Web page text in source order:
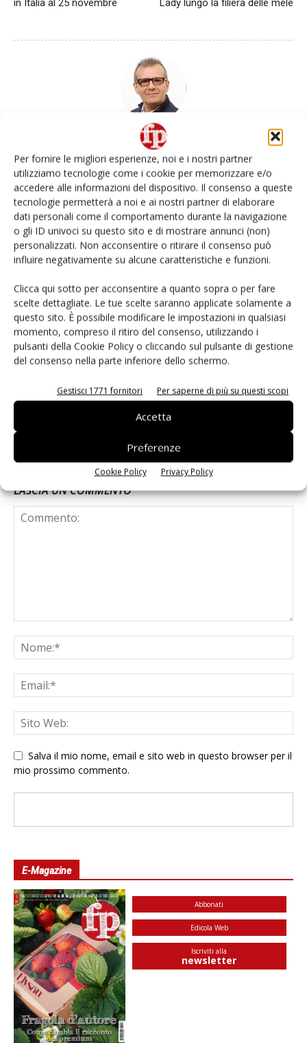
Per fornire le migliori esperienze, noi e i nostri partner
utilizziamo tecnologie come i cookie per memorizzare e/o
accedere alle informazioni del dispositivo. Il consenso a queste
tecnologie permetterà a noi e ai nostri partner di elaborare
dati personali come il comportamento durante la navigazione
o gli ID univoci su questo sito e di mostrare annunci (non)
personalizzati. Non acconsentire o ritirare il consenso può
influire negativamente su alcune caratteristiche e funzioni.
Clicca qui sotto per acconsentire a quanto sopra o per fare
scelte dettagliate. Le tue scelte saranno applicate solamente a
questo sito. È possibile modificare le impostazioni in qualsiasi
momento, compreso il ritiro del consenso, utilizzando i
pulsanti della Cookie Policy o cliccando sul pulsante di gestione
del consenso nella parte inferiore dello schermo.
Gestisci 1771 fornitori Per saperne di più su questi scopi
Accetta
Preferenze
Cookie Policy Privacy Policy
in Italia al 25 novembre Lady lungo la filiera delle mele
Daniele Colombo
Articoli correlati Di più dello stesso autore
Apofruit, estate da record per il bio:
Canova e ViviToscano crescono a
Non è una susina: è Metis… e può
rivoluzionare la categoria
Dolce Passione puntano sull’innovazione
LASCIA UN COMMENTO
Salva il mio nome, email e sito web in questo browser per il
mio prossimo commento.
E-Magazine
Abbonati
Edicola Web
Iscriviti alla
newsletter